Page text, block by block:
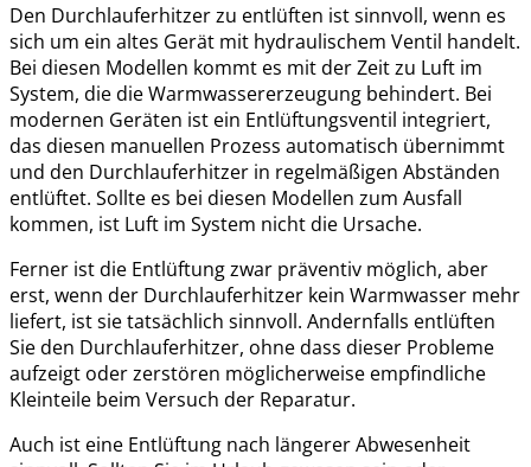
Den Durchlauferhitzer zu entlüften ist sinnvoll, wenn es
sich um ein altes Gerät mit hydraulischem Ventil handelt.
Bei diesen Modellen kommt es mit der Zeit zu Luft im
System, die die Warmwassererzeugung behindert. Bei
modernen Geräten ist ein Entlüftungsventil integriert,
das diesen manuellen Prozess automatisch übernimmt
und den Durchlauferhitzer in regelmäßigen Abständen
entlüftet. Sollte es bei diesen Modellen zum Ausfall
kommen, ist Luft im System nicht die Ursache.
Ferner ist die Entlüftung zwar präventiv möglich, aber
erst, wenn der Durchlauferhitzer kein Warmwasser mehr
liefert, ist sie tatsächlich sinnvoll. Andernfalls entlüften
Sie den Durchlauferhitzer, ohne dass dieser Probleme
aufzeigt oder zerstören möglicherweise empfindliche
Kleinteile beim Versuch der Reparatur.
Auch ist eine Entlüftung nach längerer Abwesenheit